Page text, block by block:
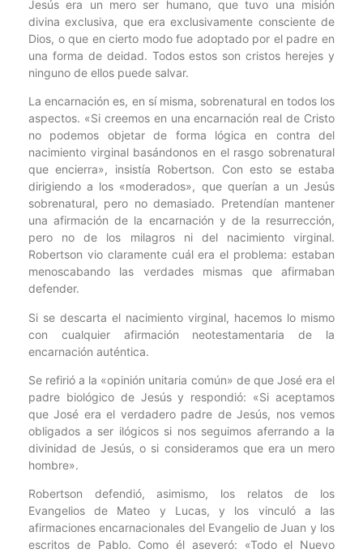
Jesús era un mero ser humano, que tuvo una misión
divina exclusiva, que era exclusivamente consciente de
Dios, o que en cierto modo fue adoptado por el padre en
una forma de deidad. Todos estos son cristos herejes y
ninguno de ellos puede salvar.
La encarnación es, en sí misma, sobrenatural en todos los
aspectos. «Si creemos en una encarnación real de Cristo
no podemos objetar de forma lógica en contra del
nacimiento virginal basándonos en el rasgo sobrenatural
que encierra», insistía Robertson. Con esto se estaba
dirigiendo a los «moderados», que querían a un Jesús
sobrenatural, pero no demasiado. Pretendían mantener
una afirmación de la encarnación y de la resurrección,
pero no de los milagros ni del nacimiento virginal.
Robertson vio claramente cuál era el problema: estaban
menoscabando las verdades mismas que afirmaban
defender.
Si se descarta el nacimiento virginal, hacemos lo mismo
con cualquier afirmación neotestamentaria de la
encarnación auténtica.
Se refirió a la «opinión unitaria común» de que José era el
padre biológico de Jesús y respondió: «Si aceptamos
que José era el verdadero padre de Jesús, nos vemos
obligados a ser ilógicos si nos seguimos aferrando a la
divinidad de Jesús, o si consideramos que era un mero
hombre».
Robertson defendió, asimismo, los relatos de los
Evangelios de Mateo y Lucas, y los vinculó a las
afirmaciones encarnacionales del Evangelio de Juan y los
escritos de Pablo. Como él aseveró: «Todo el Nuevo